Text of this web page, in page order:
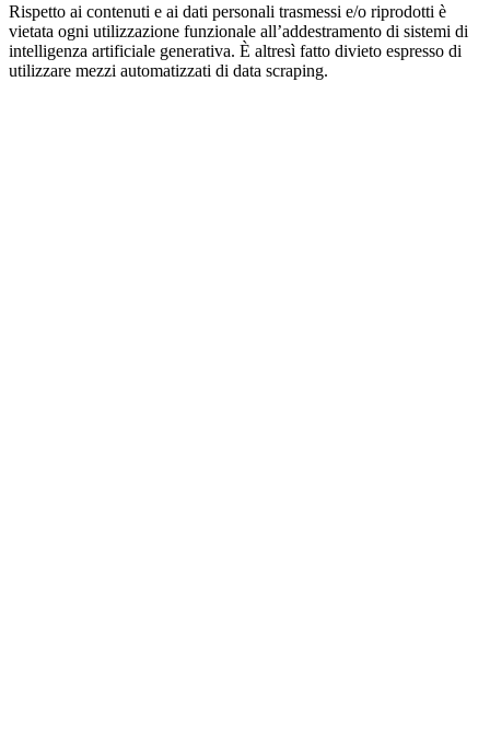
Rispetto ai contenuti e ai dati personali trasmessi e/o riprodotti è
vietata ogni utilizzazione funzionale all’addestramento di sistemi di
intelligenza artificiale generativa. È altresì fatto divieto espresso di
utilizzare mezzi automatizzati di data scraping.